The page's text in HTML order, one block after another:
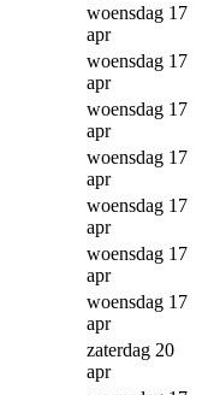
woensdag 17
apr
woensdag 17
apr
woensdag 17
apr
woensdag 17
apr
woensdag 17
apr
woensdag 17
apr
woensdag 17
apr
zaterdag 20
apr